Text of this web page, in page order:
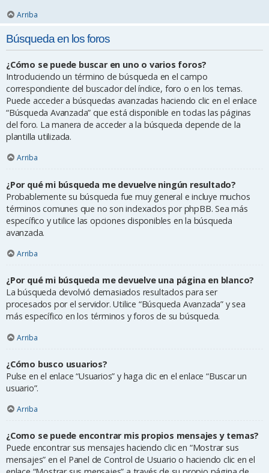
Arriba
Búsqueda en los foros
¿Cómo se puede buscar en uno o varios foros?
Introduciendo un término de búsqueda en el campo
correspondiente del buscador del índice, foro o en los temas.
Puede acceder a búsquedas avanzadas haciendo clic en el enlace
“Búsqueda Avanzada” que está disponible en todas las páginas
del foro. La manera de acceder a la búsqueda depende de la
plantilla utilizada.
Arriba
¿Por qué mi búsqueda me devuelve ningún resultado?
Probablemente su búsqueda fue muy general e incluye muchos
términos comunes que no son indexados por phpBB. Sea más
específico y utilice las opciones disponibles en la búsqueda
avanzada.
Arriba
¿Por qué mi búsqueda me devuelve una página en blanco?
La búsqueda devolvió demasiados resultados para ser
procesados por el servidor. Utilice “Búsqueda Avanzada” y sea
más específico en los términos y foros de su búsqueda.
Arriba
¿Cómo busco usuarios?
Pulse en el enlace “Usuarios” y haga clic en el enlace “Buscar un
usuario”.
Arriba
¿Como se puede encontrar mis propios mensajes y temas?
Puede encontrar sus mensajes haciendo clic en “Mostrar sus
mensajes” en el Panel de Control de Usuario o haciendo clic en el